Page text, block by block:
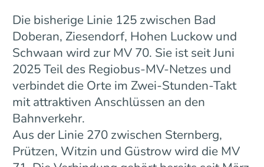
Die bisherige Linie 125 zwischen Bad
Doberan, Ziesendorf, Hohen Luckow und
Schwaan wird zur MV 70. Sie ist seit Juni
2025 Teil des Regiobus-MV-Netzes und
verbindet die Orte im Zwei-Stunden-Takt
mit attraktiven Anschlüssen an den
Bahnverkehr.
Aus der Linie 270 zwischen Sternberg,
Prützen, Witzin und Güstrow wird die MV